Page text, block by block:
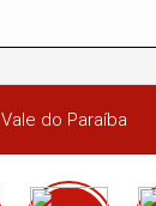
Vale do Paraíba